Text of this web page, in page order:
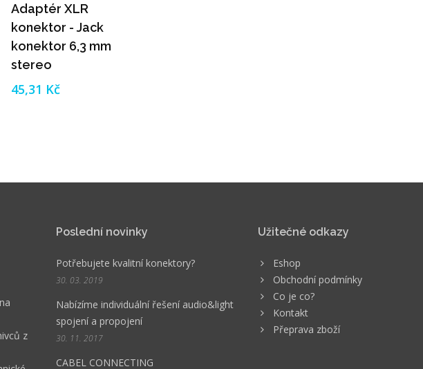
Adaptér XLR
konektor - Jack
konektor 6,3 mm
stereo
45,31 Kč
z
Poslední novinky
Potřebujete kvalitní konektory?
30. 03. 2019
Nabízíme individuální řešení audio&light
spojení a propojení
30. 11. 2017
CABEL CONNECTING
Užitečné odkazy
Eshop
Obchodní podmínky
Co je co?
Kontakt
Přeprava zboží